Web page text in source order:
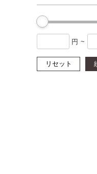
円 ~
リセット